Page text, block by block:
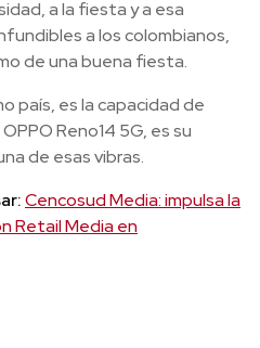
a la fiesta y a esa
a los colombianos,
de una buena fiesta.
país, es la capacidad de
Reno14 5G, es su
de esas vibras.
Cencosud Media: impulsa la
Retail Media en